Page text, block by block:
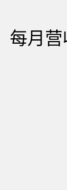
每月